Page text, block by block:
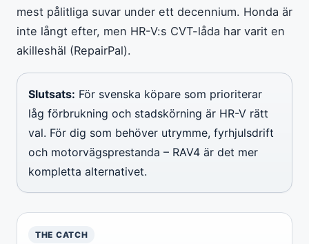
mest pålitliga suvar under ett decennium. Honda är
inte långt efter, men HR-V:s CVT-låda har varit en
akilleshäl (RepairPal).
Slutsats: För svenska köpare som prioriterar
låg förbrukning och stadskörning är HR-V rätt
val. För dig som behöver utrymme, fyrhjulsdrift
och motorvägsprestanda – RAV4 är det mer
kompletta alternativet.
THE CATCH